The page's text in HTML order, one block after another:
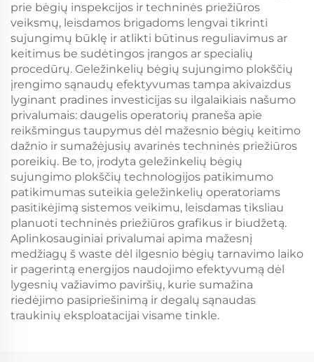
prie bėgių inspekcijos ir techninės priežiūros
veiksmų, leisdamos brigadoms lengvai tikrinti
sujungimų būklę ir atlikti būtinus reguliavimus ar
keitimus be sudėtingos įrangos ar specialių
procedūrų. Geležinkelių bėgių sujungimo plokščių
įrengimo sąnaudų efektyvumas tampa akivaizdus
lyginant pradines investicijas su ilgalaikiais našumo
privalumais: daugelis operatorių praneša apie
reikšmingus taupymus dėl mažesnio bėgių keitimo
dažnio ir sumažėjusių avarinės techninės priežiūros
poreikių. Be to, įrodyta geležinkelių bėgių
sujungimo plokščių technologijos patikimumo
patikimumas suteikia geležinkelių operatoriams
pasitikėjimą sistemos veikimu, leisdamas tiksliau
planuoti techninės priežiūros grafikus ir biudžetą.
Aplinkosauginiai privalumai apima mažesnį
medžiagų š waste dėl ilgesnio bėgių tarnavimo laiko
ir pagerintą energijos naudojimo efektyvumą dėl
lygesnių važiavimo paviršių, kurie sumažina
riedėjimo pasipriešinimą ir degalų sąnaudas
traukinių eksploatacijai visame tinkle.